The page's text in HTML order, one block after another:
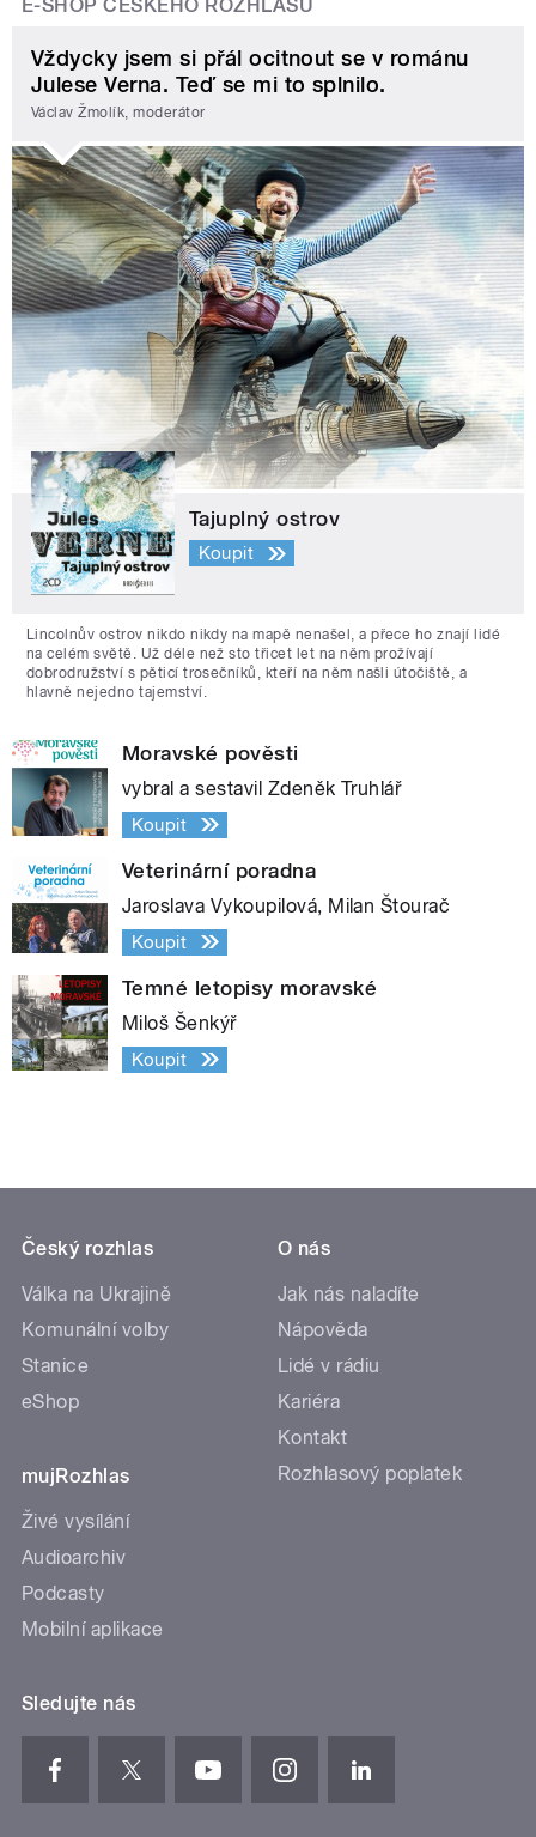
E-SHOP ČESKÉHO ROZHLASU
Vždycky jsem si přál ocitnout se v románu
Julese Verna. Teď se mi to splnilo.
Václav Žmolík, moderátor
Tajuplný ostrov
Koupit
Lincolnův ostrov nikdo nikdy na mapě nenašel, a přece ho znají lidé
na celém světě. Už déle než sto třicet let na něm prožívají
dobrodružství s pěticí trosečníků, kteří na něm našli útočiště, a
hlavně nejedno tajemství.
Moravské pověsti
vybral a sestavil Zdeněk Truhlář
Koupit
Veterinární poradna
Jaroslava Vykoupilová, Milan Štourač
Koupit
Temné letopisy moravské
Miloš Šenkýř
Koupit
Český rozhlas
Válka na Ukrajině
Komunální volby
Stanice
eShop
mujRozhlas
Živé vysílání
Audioarchiv
Podcasty
Mobilní aplikace
O nás
Jak nás naladíte
Nápověda
Lidé v rádiu
Kariéra
Kontakt
Rozhlasový poplatek
Sledujte nás